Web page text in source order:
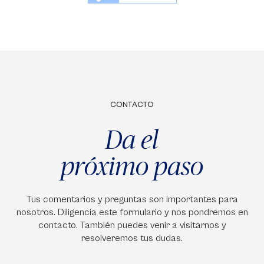
CONTACTO
Da el
próximo paso
Tus comentarios y preguntas son importantes para
nosotros. Diligencia este formulario y nos pondremos en
contacto. También puedes venir a visitarnos y
resolveremos tus dudas.